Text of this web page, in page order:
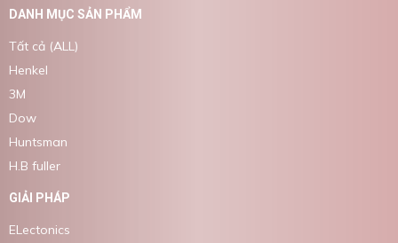
DANH MỤC SẢN PHẨM
Tất cả (ALL)
Henkel
3M
Dow
Huntsman
H.B fuller
GIẢI PHÁP
ELectonics